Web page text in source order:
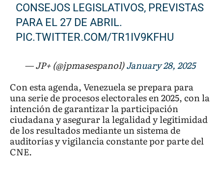
CONSEJOS LEGISLATIVOS, PREVISTAS
PARA EL 27 DE ABRIL.
PIC.TWITTER.COM/TR1IV9KFHU
— JP+ (@jpmasespanol)January 28, 2025
Con esta agenda, Venezuela se prepara para
una serie de procesos electorales en 2025, con la
intención de garantizar la participación
ciudadana y asegurar la legalidad y legitimidad
de los resultados mediante un sistema de
auditorías y vigilancia constante por parte del
CNE.